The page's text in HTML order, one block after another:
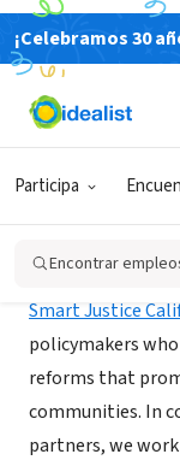
¡Celebramos 30
Participa
Encontrar
Smart
Smart Justice
policymakers
reforms that
communities. In
partners, we